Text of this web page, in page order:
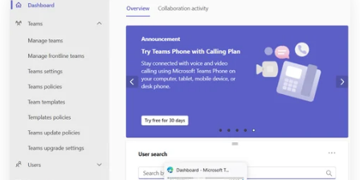
Teams
Tip
Scherm
delen
vanuit
de
taakbalk